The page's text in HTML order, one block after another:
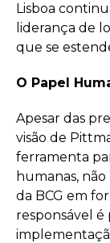
Lisboa
liderança de
que se
O Papel
Apesar das
visão de
ferramenta
humanas,
da BCG em
responsável